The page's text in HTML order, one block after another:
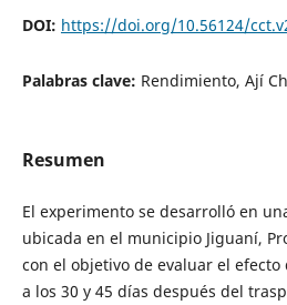
DOI: https://doi.org/10.56124/
Palabras clave: Rendimiento, Ají
Resumen
El experimento se desarrolló en
ubicada en el municipio Jiguaní,
con el objetivo de evaluar el efecto
a los 30 y 45 días después del